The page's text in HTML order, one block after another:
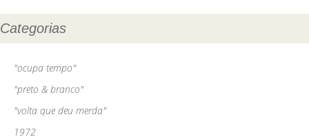
Categorias
"ocupa tempo"
"preto & branco"
"volta que deu merda"
1972